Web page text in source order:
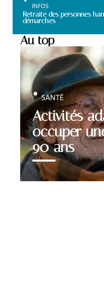
INFOS
Retraite des personnes
démarches
Au top
Activités
occuper
90 ans
SANTÉ